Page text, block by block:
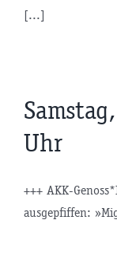
[...]
Uhr
+++ AKK-
ausgepfiffen: